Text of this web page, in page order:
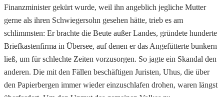
Finanzminister gekürt wurde, weil ihn angeblich jegliche Mutter
gerne als ihren Schwiegersohn gesehen hätte, trieb es am
schlimmsten: Er brachte die Beute außer Landes, gründete hunderte
Briefkastenfirma in Übersee, auf denen er das Angefütterte bunkern
ließ, um für schlechte Zeiten vorzusorgen. So jagte ein Skandal den
anderen. Die mit den Fällen beschäftigen Juristen, Uhus, die über
den Papierbergen immer wieder einzuschlafen drohen, waren längst